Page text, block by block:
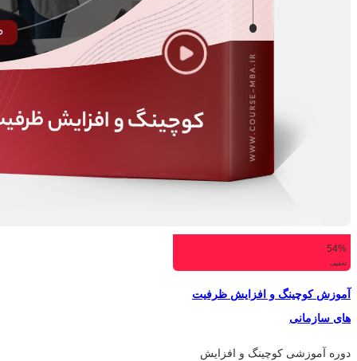
54%
تخفیف
آموزش کوچینگ و افزایش ظرفیت
های سازمانی
دوره آموزشی کوچینگ و افزایش